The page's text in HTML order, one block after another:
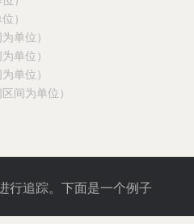
）
单位）
单位）
单位）
为单位）
行追踪。下面是一个例子